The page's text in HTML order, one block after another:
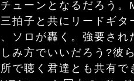
チューンとなるだろう
拍子と共にリードギ
ソロが轟く。強要さ
み方でいいだろう?彼
で聴く君達とも共有